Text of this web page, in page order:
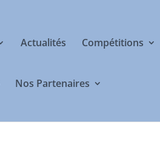
Actualités Compétitions
Nos Partenaires